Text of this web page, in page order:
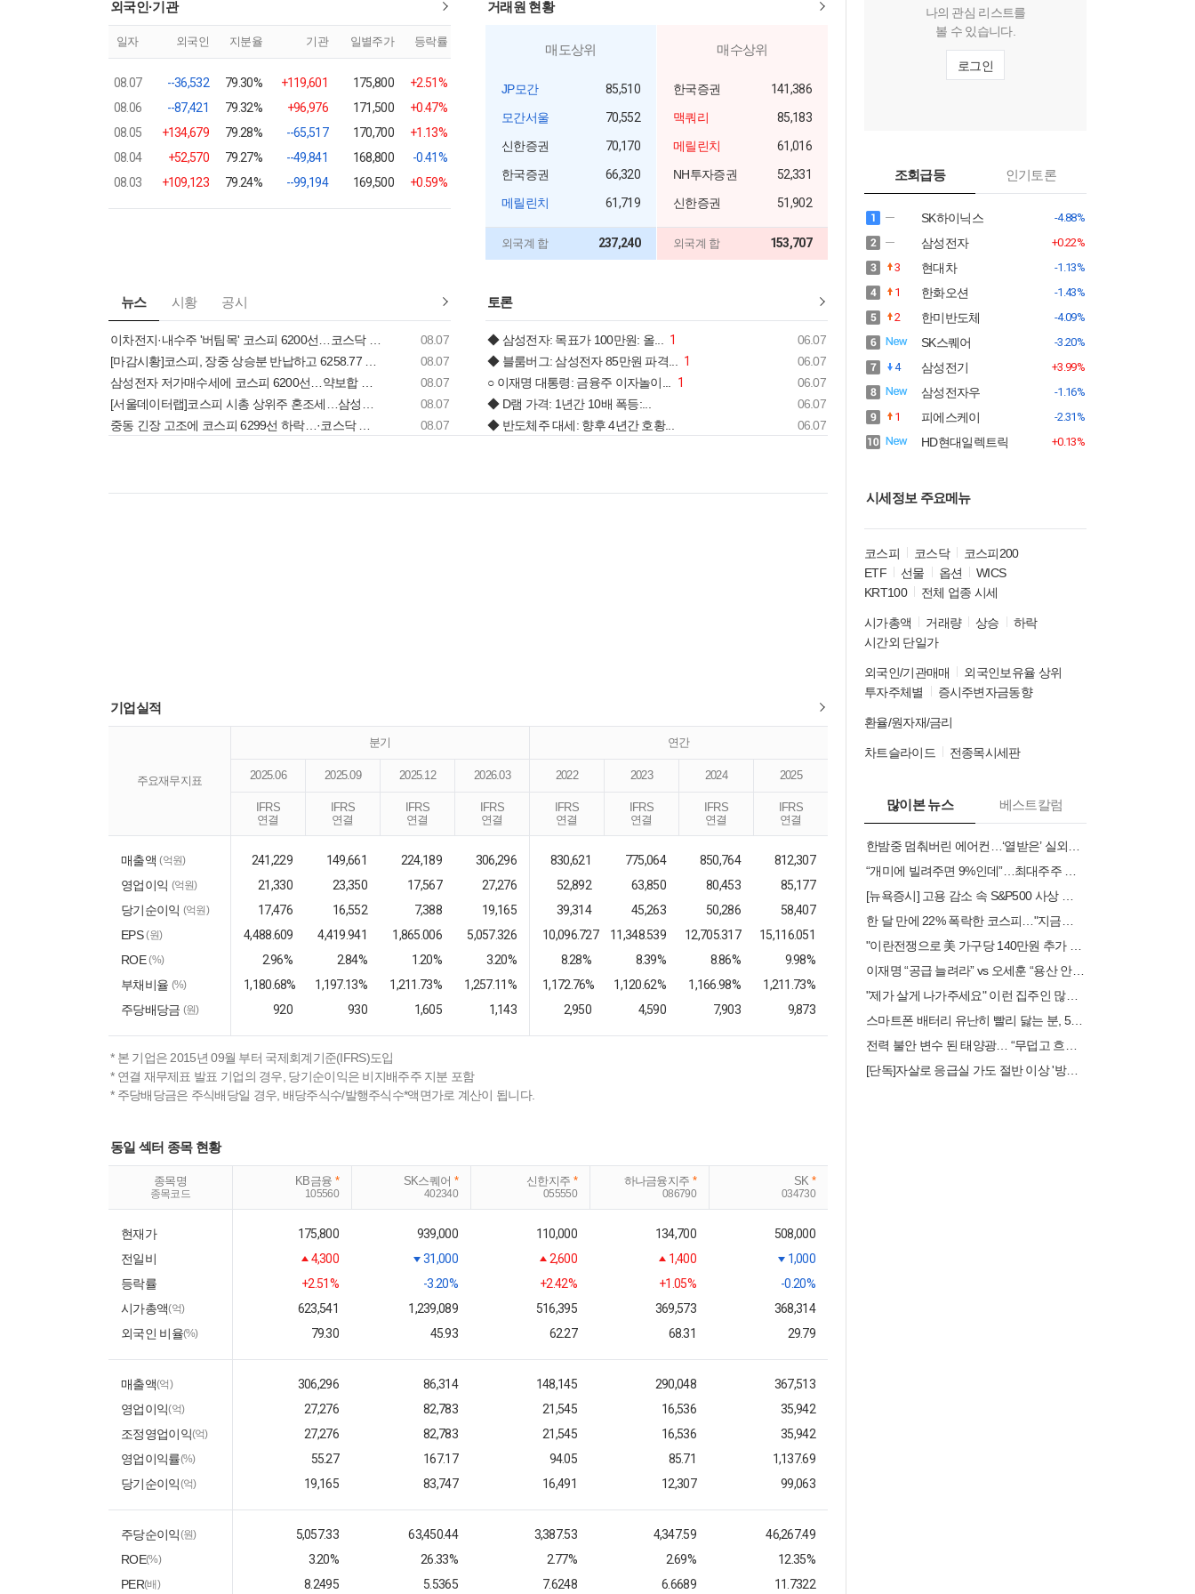
외국인·기관
일자 외국인 지분율 기관 일별주가 등락률
08.07 --36,532 79.30% +119,601 175,800
+2.51%
08.06
--87,421 79.32% +96,976 171,500
+0.47%
08.05
+134,679 79.28% --65,517 170,700
+1.13%
08.04
+52,570 79.27% --49,841 168,800
-0.41%
08.03
+109,123 79.24% --99,194 169,500 +0.59%
거래원 현황
매도상위
JP모간
85,510
모간서울
70,552
신한증권
70,170
한국증권
66,320
메릴린치
61,719
외국계 합 237,240
매수상위
한국증권
141,386
맥쿼리
85,183
메릴린치
61,016
NH투자증권
52,331
신한증권
51,902
외국계 합 153,707
뉴스 시황 공시
08.07
08.07
08.07
08.07
08.07
토론
◆ 삼성전자: 목표가 100만원: 올... 1
06.07
◆ 블룸버그: 삼성전자 85만원 파격...
1
06.07
○ 이재명 대통령: 금융주 이자놀이...
1
06.07
◆ D램 가격: 1년간 10배 폭등:...
06.07
◆ 반도체주 대세: 향후 4년간 호황...
06.07
기업실적
주요재무지표
분기 연간
2025.06 2025.09 2025.12 2026.03 2022 2023 2024 2025
IFRS
연결
IFRS
연결
IFRS
연결
IFRS
연결
IFRS
연결
IFRS
연결
IFRS
연결
IFRS
연결
매출액(억원) 241,229 149,661 224,189 306,296 830,621 775,064 850,764
812,307
영업이익 (억원) 21,330 23,350 17,567 27,276 52,892 63,850 80,453
85,177
당기순이익 (억원) 17,476 16,552 7,388 19,165 39,314 45,263 50,286
58,407
EPS(원) 4,488.609 4,419.941 1,865.006 5,057.326 10,096.727 11,348.539 12,705.317
15,116.051
ROE(%) 2.96% 2.84% 1.20% 3.20% 8.28% 8.39% 8.86%
9.98%
부채비율 (%) 1,180.68% 1,197.13% 1,211.73% 1,257.11% 1,172.76% 1,120.62% 1,166.98%
1,211.73%
주당배당금 (원) 920 930 1,605 1,143 2,950 4,590 7,903 9,873
* 본 기업은 2015년 09월 부터 국제회계기준(IFRS)도입
* 연결 재무제표 발표 기업의 경우, 당기순이익은 비지배주주 지분 포함
* 주당배당금은 주식배당일 경우, 배당주식수/발행주식수*액면가로 계산이 됩니다.
동일 섹터 종목 현황
종목명
종목코드
KB금융 *
105560
SK스퀘어 *
402340
신한지주 *
055550
하나금융지주 *
086790
SK *
034730
현재가 175,800 939,000 110,000 134,700
508,000
전일비
4,300 31,000 2,600 1,400
1,000
등락률
+2.51% -3.20% +2.42% +1.05%
-0.20%
시가총액(억) 623,541 1,239,089 516,395 369,573
368,314
외국인 비율(%) 79.30 45.93 62.27 68.31 29.79
매출액(억) 306,296 86,314 148,145 290,048
367,513
영업이익(억) 27,276 82,783 21,545 16,536
35,942
조정영업이익(억) 27,276 82,783 21,545 16,536
35,942
영업이익률(%) 55.27 167.17 94.05 85.71
1,137.69
당기순이익(억) 19,165 83,747 16,491 12,307 99,063
주당순이익(원) 5,057.33 63,450.44 3,387.53 4,347.59
46,267.49
ROE(%) 3.20% 26.33% 2.77% 2.69%
12.35%
PER(배) 8.2495 5.5365 7.6248 6.6689 11.7322
나의 관심 리스트를
볼 수 있습니다.
로그인
조회급등 인기토론
SK하이닉스 -4.88%
삼성전자
+0.22%
3
현대차
-1.13%
1
한화오션
-1.43%
2
한미반도체 -4.09%
SK스퀘어
-3.20%
4
삼성전기 +3.99%
삼성전자우
-1.16%
1
피에스케이 -2.31%
HD현대일렉트릭 +0.13%
시세정보 주요메뉴
코스피 코스닥
코스피200
ETF
선물 옵션
WICS
KRT100
전체 업종 시세
시가총액 거래량 상승
하락
시간외 단일가
외국인/기관매매
외국인보유율 상위
투자주체별
증시주변자금동향
환율/원자재/금리
차트슬라이드 전종목시세판
많이본 뉴스 베스트칼럼
이재명 “공급 늘려라” vs 오세훈 “용산 안 된다”.. 부동산 민심은
"제가 살게 나가주세요" 이런 집주인 많아지나...전세난 커질 우려
스마트폰 배터리 유난히 빨리 닳는 분, 5가지 해결 방법
[단독]자살로 응급실 가도 절반 이상 '방치'…'사회 안전망' 재설계해야